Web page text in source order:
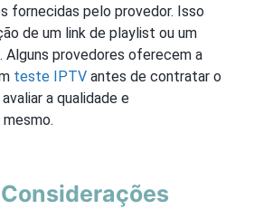
fornecidas pelo provedor. Isso
de um link de playlist ou um
Alguns provedores oferecem a
teste IPTV antes de contratar o
a qualidade e